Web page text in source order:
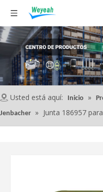
Usted está aquí: Inicio »
Jenbacher » Junta 186957